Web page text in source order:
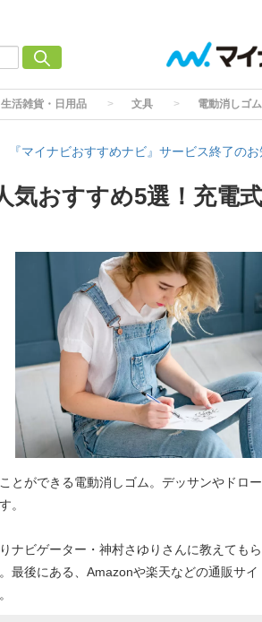
生活雑貨・日用品 文具 電動消しゴ
『マイナビおすすめナビ』サービス終了の
気おすすめ5選！充電
とができる電動消しゴム。デッサンやドロ
。
ナビゲーター・神村さゆりさんに教えてもら
最後にある、Amazonや楽天などの通販サ